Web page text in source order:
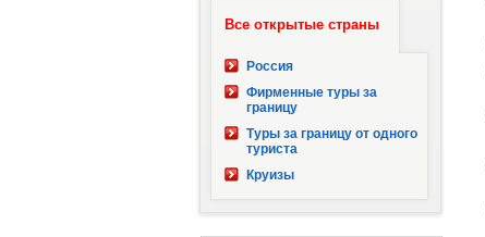
Все открытые страны
Россия
Фирменные туры за
границу
Туры за границу от одного
туриста
Круизы